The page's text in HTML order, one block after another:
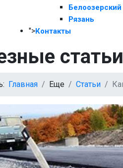
Белоозерский
Рязань
">Контакты
Главная Еще Статьи